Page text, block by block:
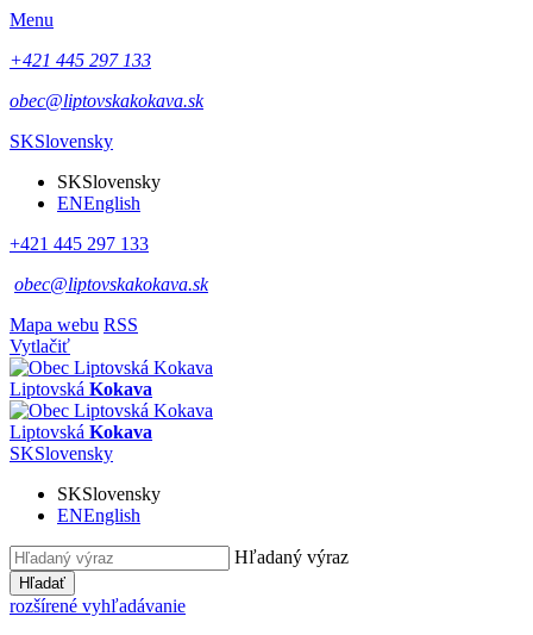
Menu
+421 445 297 133
obec@liptovskakokava.sk
SKSlovensky
SKSlovensky
ENEnglish
+421 445 297 133
obec@liptovskakokava.sk
Mapa webu RSS
Vytlačiť
Liptovská Kokava
Liptovská Kokava
SKSlovensky
SKSlovensky
ENEnglish
Hľadaný výraz
Hľadať
rozšírené vyhľadávanie